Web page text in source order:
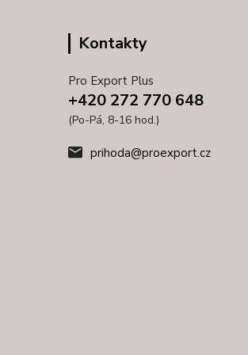
Kontakty
Pro Export Plus
+420 272 770 648
(Po-Pá, 8-16 hod.)
prihoda@proexport.cz